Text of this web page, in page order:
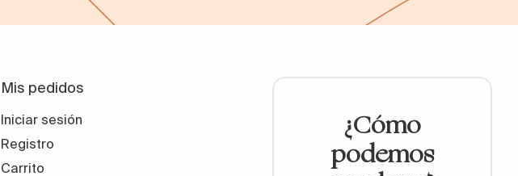
Mis pedidos
Iniciar sesión
Registro
Carrito
¿Cómo
podemos